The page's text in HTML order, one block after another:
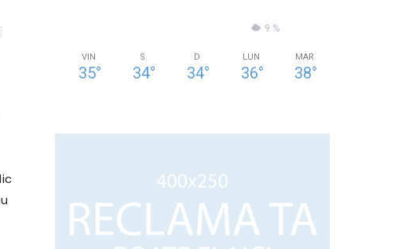
9 %
VIN
35°
S
34°
D
34°
LUN
36°
MAR
38°